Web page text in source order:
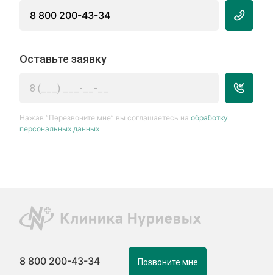
8 800 200-43-34
Оставьте заявку
Нажав “Перезвоните мне” вы соглашаетесь наобработку
персональных данных
8 800 200-43-34 Позвоните мне